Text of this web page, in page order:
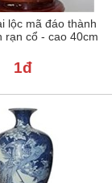
lộc mã đáo thành
rạn cổ - cao 40cm
1đ